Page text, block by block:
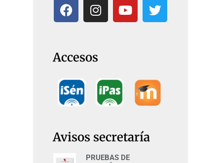
Accesos
Avisos secretaría
PRUEBAS DE